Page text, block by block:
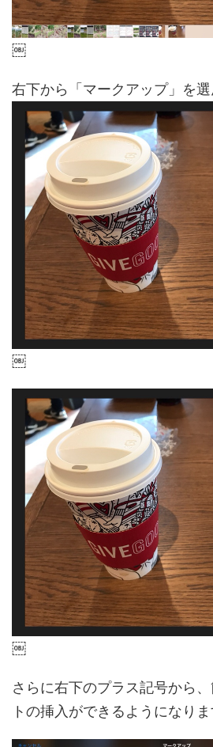
￼
右下から「マークアップ」を
￼
￼
さらに右下のプラス記号から
トの挿入ができるようになりま